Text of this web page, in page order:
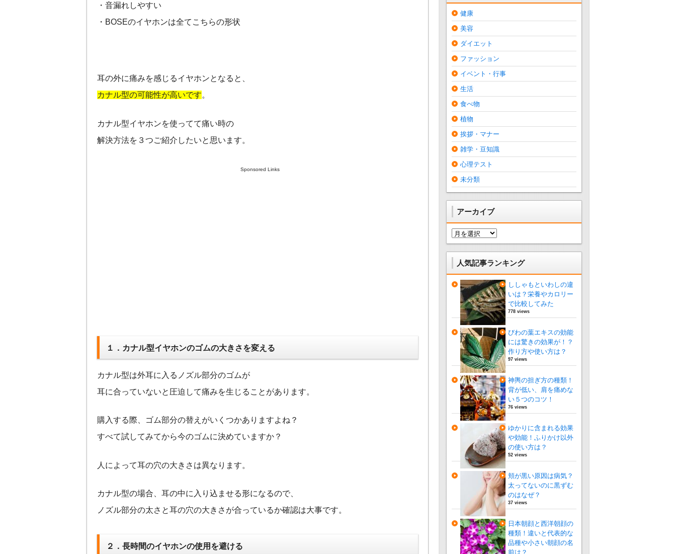
・音漏れしやすい
・BOSEのイヤホンは全てこちらの形状
耳の外に痛みを感じるイヤホンとなると、
カナル型の可能性が高いです。
カナル型イヤホンを使ってて痛い時の
解決方法を３つご紹介したいと思います。
Sponsored Links
１．カナル型イヤホンのゴムの大きさを変える
カナル型は外耳に入るノズル部分のゴムが
耳に合っていないと圧迫して痛みを生じることがあります。
購入する際、ゴム部分の替えがいくつかありますよね？
すべて試してみてから今のゴムに決めていますか？
人によって耳の穴の大きさは異なります。
カナル型の場合、耳の中に入り込ませる形になるので、
ノズル部分の太さと耳の穴の大きさが合っているか確認は大事です。
２．長時間のイヤホンの使用を避ける
健康
美容
ダイエット
ファッション
イベント・行事
生活
食べ物
植物
挨拶・マナー
雑学・豆知識
心理テスト
未分類
アーカイブ
ア
ー
カ
ブ
人気記事ランキング
ししゃもといわしの違
いは？栄養やカロリー
で比較してみた
778 views
びわの葉エキスの効能
には驚きの効果が！？
作り方や使い方は？
97 views
神輿の担ぎ方の種類！
背が低い、肩を痛めな
い５つのコツ！
76 views
ゆかりに含まれる効果
や効能！ふりかけ以外
の使い方は？
52 views
頬が黒い原因は病気？
太ってないのに黒ずむ
のはなぜ？
37 views
日本朝顔と西洋朝顔の
種類！違いと代表的な
品種や小さい朝顔の名
前は？